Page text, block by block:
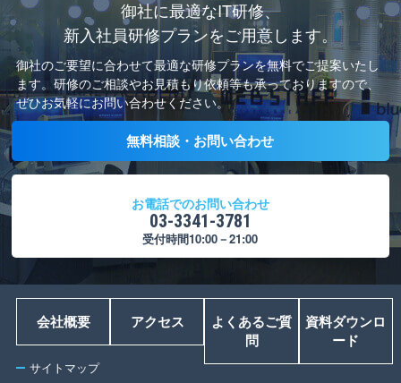
御社に最適なIT研修、
新入社員研修プランをご用意します。
御社のご要望に合わせて最適な研修プランを無料でご提案いたし
ます。 研修のご相談やお見積もり依頼等も承っておりますので、
ぜひお気軽にお問い合わせください。
無料相談・お問い合わせ
お電話でのお問い合わせ
03-3341-3781
受付時間10:00－21:00
サイトマップ
会社概要 アクセス
よくあるご質
問
資料ダウンロ
ード